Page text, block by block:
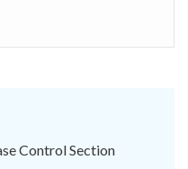
Control Section